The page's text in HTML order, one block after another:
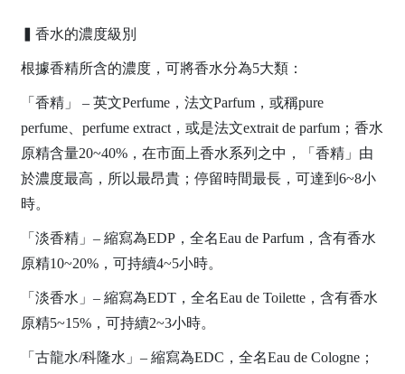
▍香水的濃度級別
根據香精所含的濃度，可將香水分為5大類：
「香精」 – 英文Perfume，法文Parfum，或稱pure
perfume、perfume extract，或是法文extrait de parfum；香水
原精含量20~40%，在市面上香水系列之中，「香精」由
於濃度最高，所以最昂貴；停留時間最長，可達到6~8小
時。
「淡香精」– 縮寫為EDP，全名Eau de Parfum，含有香水
原精10~20%，可持續4~5小時。
「淡香水」– 縮寫為EDT，全名Eau de Toilette，含有香水
原精5~15%，可持續2~3小時。
「古龍水/科隆水」– 縮寫為EDC，全名Eau de Cologne；